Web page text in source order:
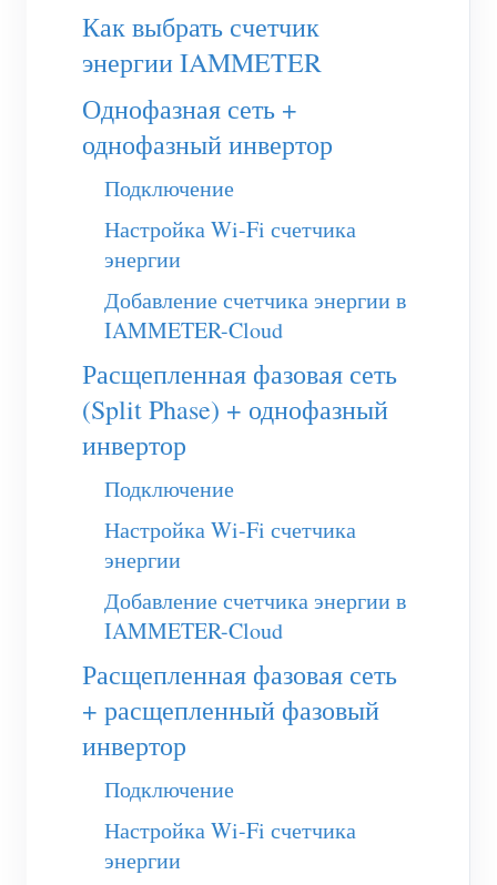
Виртуальный счетчик
энергии
Приложения
Монитор энергии солнечной PV-системы
Монитор потребления электроэнергии
Система управления PV-нагревателем
Мониторинг энергии на предприятии
Магазин
Ресурсы
Быстрый старт продукта
Обучающее видео
FAQ
Новости
Блог
Сообщество
Программа участников
Центр участников
Мероприятия IAMMETER
Форум
App Store
Обзор сайта
PV-рейтинг
Решения
Контакты
О нас
Как выбрать счетчик
энергии IAMMETER
Однофазная сеть +
однофазный инвертор
Подключение
Настройка Wi-Fi счетчика
энергии
Добавление счетчика энергии в
IAMMETER-Cloud
Расщепленная фазовая сеть
(Split Phase) + однофазный
инвертор
Подключение
Настройка Wi-Fi счетчика
энергии
Добавление счетчика энергии в
IAMMETER-Cloud
Расщепленная фазовая сеть
+ расщепленный фазовый
инвертор
Подключение
Настройка Wi-Fi счетчика
энергии